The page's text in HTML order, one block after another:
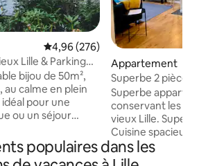
Évaluation moyenne sur la
4,96 (276)
Lille & Parking
bijou de 50m²,
calme en plein
pour une
ou un séjour
tout confort,
parking sécurisé
Appartement
Superbe 2 pièces
Superbe
conservant les
vieux Lille.
Cuisine
Coin salon avec.
avec couchage
populaires dans les